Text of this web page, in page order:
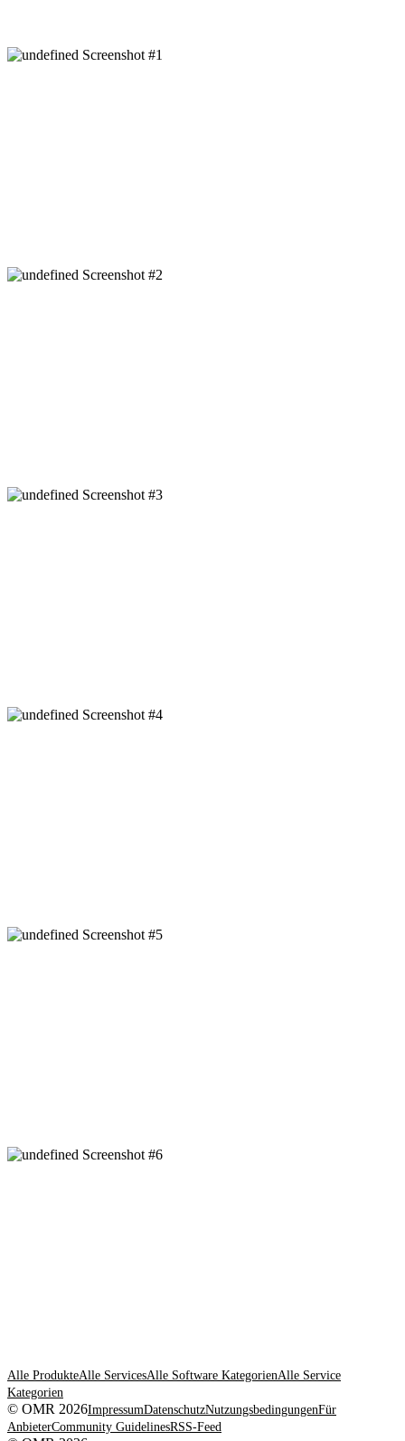
Alle ProdukteAlle ServicesAlle Software KategorienAlle Service
Kategorien
© OMR 2026ImpressumDatenschutzNutzungsbedingungenFür
AnbieterCommunity GuidelinesRSS-Feed